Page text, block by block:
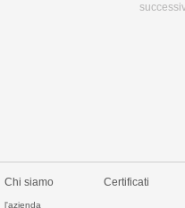
Chi siamo
l'azienda
Certificati